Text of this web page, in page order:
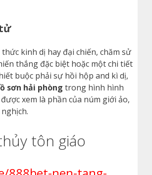
kinh dị hay đại chiến, chăm sử
thắng đặc biệt hoặc một chi tiết
buộc phải sự hồi hộp and kì dị,
sơn hải phòng trong hình hình
xem là phần của núm giới ảo,
tôn giáo